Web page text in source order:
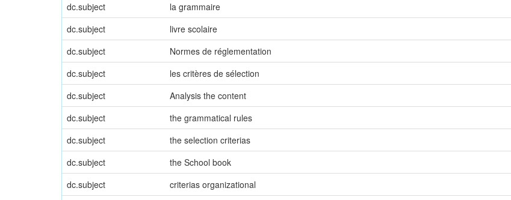
dc.subject
la grammaire
dc.subject
livre scolaire
dc.subject
Normes de réglementation
dc.subject
les critères de sélection
dc.subject
Analysis the content
dc.subject
the grammatical rules
dc.subject
the selection criterias
dc.subject
the School book
dc.subject
criterias organizational